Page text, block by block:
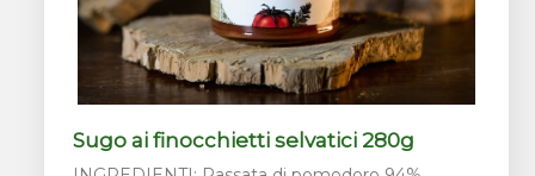
Sugo ai finocchietti selvatici 280g